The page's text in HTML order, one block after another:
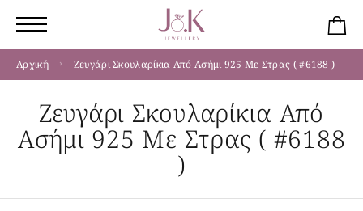
Αρχική Ζευγάρι Σκουλαρίκια Από Ασήμι 925 Με Στρας ( #6188 )
Ζευγάρι Σκουλαρίκια Από
Ασήμι 925 Με Στρας ( #6188
)